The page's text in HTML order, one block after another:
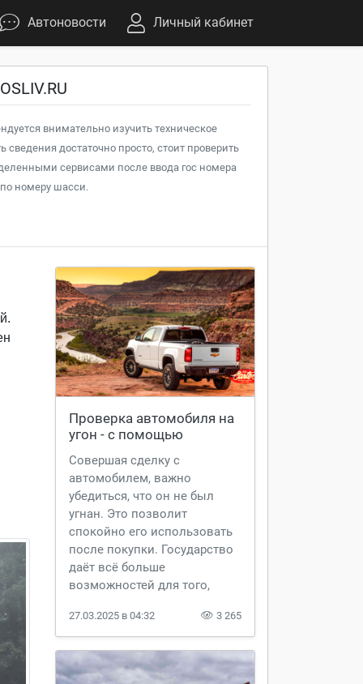
Автоновости Личный кабинет
внимательно изучить техническое
достаточно просто, стоит проверить
сервисами после ввода гос номера
номеру шасси.
Проверка автомобиля на
угон - с помощью
Совершая сделку с
автомобилем, важно
убедиться, что он не был
угнан. Это позволит
спокойно его использовать
после покупки. Государство
даёт всё больше
возможностей для того,
самостоятельно была
произведена проверка
автомобиля на угон. Чтобы
получить нужную
27.03.2025 в 04:32 3 265